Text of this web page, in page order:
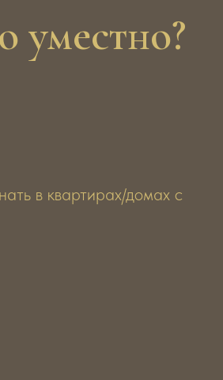
уместно?
в квартирах/домах с